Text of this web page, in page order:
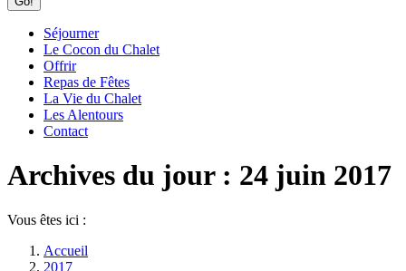
Séjourner
Le Cocon du Chalet
Offrir
Repas de Fêtes
La Vie du Chalet
Les Alentours
Contact
Archives du jour : 24 juin 2017
Vous êtes ici :
Accueil
2017